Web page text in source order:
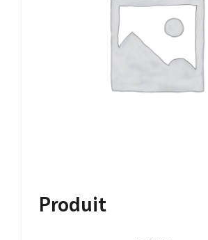
Produit